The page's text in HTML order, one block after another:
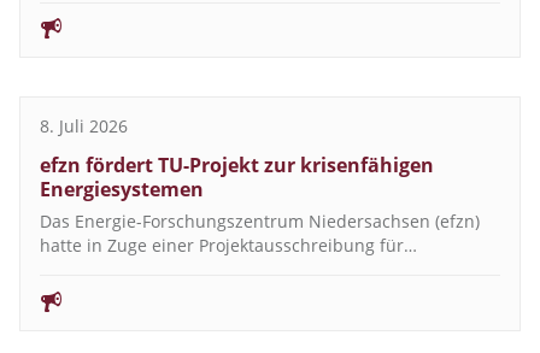
8. Juli 2026
efzn fördert TU-Projekt zur krisenfähigen
Energiesystemen
Das Energie-Forschungszentrum Niedersachsen (efzn)
hatte in Zuge einer Projektausschreibung für…